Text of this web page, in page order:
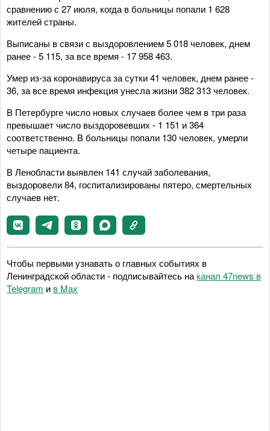
сравнению с 27 июля, когда в больницы попали 1 628
жителей страны.
Выписаны в связи с выздоровлением 5 018 человек, днем
ранее - 5 115, за все время - 17 958 463.
Умер из-за коронавируса за сутки 41 человек, днем ранее -
36, за все время инфекция унесла жизни 382 313 человек.
В Петербурге число новых случаев более чем в три раза
превышает число выздоровевших - 1 151 и 364
соответственно. В больницы попали 130 человек, умерли
четыре пациента.
В Ленобласти выявлен 141 случай заболевания,
выздоровели 84, госпитализированы пятеро, смертельных
случаев нет.
Чтобы первыми узнавать о главных событиях в
Ленинградской области - подписывайтесь на канал 47news в
Telegram и в Maх